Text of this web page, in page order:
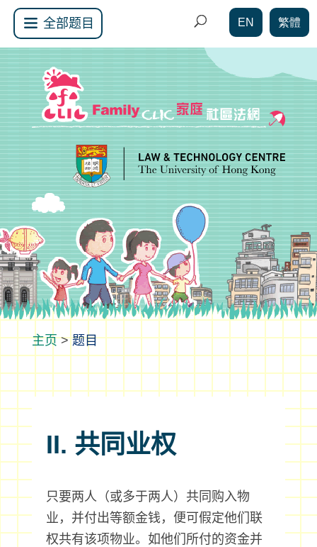
全部题目 EN 繁體
>题目
II. 共同业权
只要两人（或多于两人）共同购入物
业，并付出等额金钱，便可假定他们联
权共有该项物业。如他们所付的资金并